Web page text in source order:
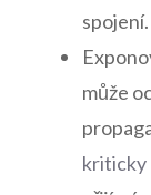
spojení.
⁤může
kriticky